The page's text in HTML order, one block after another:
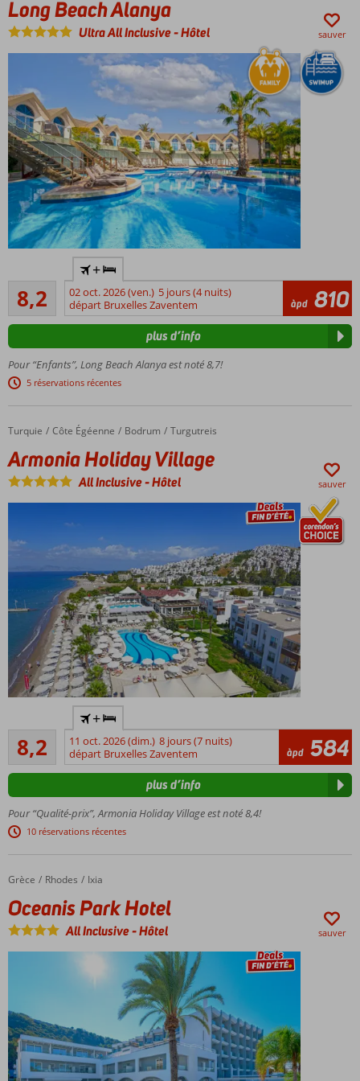
Les plages
de Cherso
et de Star
Beach
également
accessibles
à pied
Mini parc
aquatique
avec 2
toboggans
et espace
enfants
Chambres
confortables
(familiales)
Long Beach Alanya
Ultra All Inclusive-Hôtel sauver
de
luxe
sur la
Nombreuses
activités et
animations
pour petits
foraine et
parc
aquatique
pour les
enfants
Villas de
possibles
8,2Très bon
645
commentaires
+
02 oct. 2026 (ven.) 5 jours (4 nuits)
départ Bruxelles Zaventem
àpd 810
Pour “Enfants”, Long Beach Alanya est noté 8,7!
5 réservations récentes
plus d’info
Accueil
Turquie Côte Égéenne Bodrum Turgutreis
Armonia Holiday Village
Armonia Holiday Village
All Inclusive-Hôtel sauver
moderne et
luxueux
directement
sur la plage
restaurants
à la carte
agréables
pour
grands
8,2
Très bon
140
commentaires
+
11 oct. 2026 (dim.) 8 jours (7 nuits)
départ Bruxelles Zaventem
àpd 584
Pour “Qualité-prix”, Armonia Holiday Village est noté 8,4!
10 réservations récentes
plus d’info
Accueil
Grèce Rhodes Ixia
Oceanis Park Hotel
Oceanis Park Hotel
All Inclusive-Hôtel sauver